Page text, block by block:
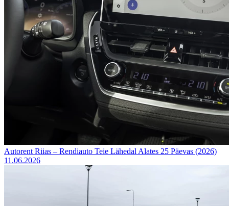
Autorent Riias – Rendiauto Teie Lähedal Alates 25 Päevas (2026)
11.06.2026